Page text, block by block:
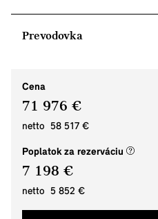
Prevodovka
Cena
71 976 €
netto 58 517 €
Poplatok za rezerváciu
7 198 €
netto 5 852 €